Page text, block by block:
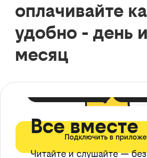
оплачивайте
удобно - день
месяц
Все вместе
Читайте и слушайте — без
Подключить в